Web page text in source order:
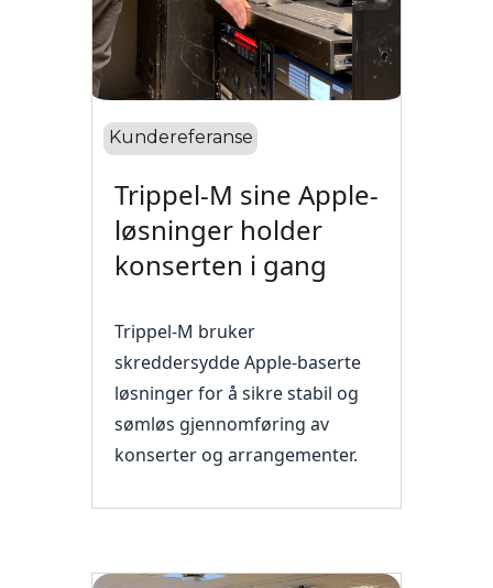
Kundereferanse
Trippel-M sine Apple-
løsninger holder
konserten i gang
Trippel-M bruker
skreddersydde Apple-baserte
løsninger for å sikre stabil og
sømløs gjennomføring av
konserter og arrangementer.